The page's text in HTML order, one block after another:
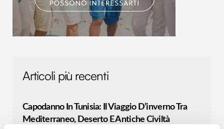
Articoli più recenti
Capodanno In Tunisia: Il Viaggio D’inverno Tra
Mediterraneo, Deserto E Antiche Civiltà